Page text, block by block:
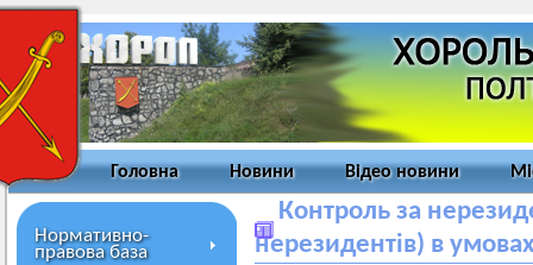
Головна Новини Відео новини
Нормативно-
правова база
Контроль за
нерезидентів) в